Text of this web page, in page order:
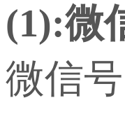
(1):微
微信